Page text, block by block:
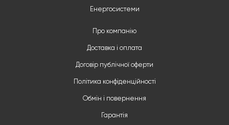
Енергосистеми
Про компанію
Доставка і оплата
Договір публічної оферти
Політика конфіденційності
Обмін і повернення
Гарантія